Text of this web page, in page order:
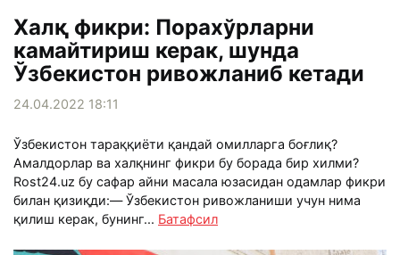
Халқ фикри: Порахўрларни
камайтириш керак, шунда
Ўзбекистон ривожланиб кетади
24.04.2022 18:11
Ўзбекистон тараққиёти қандай омилларга боғлиқ?
Амалдорлар ва халқнинг фикри бу борада бир хилми?
Rost24.uz бу сафар айни масала юзасидан одамлар фикри
билан қизиқди:— Ўзбекистон ривожланиши учун нима
қилиш керак, бунинг... Батафсил